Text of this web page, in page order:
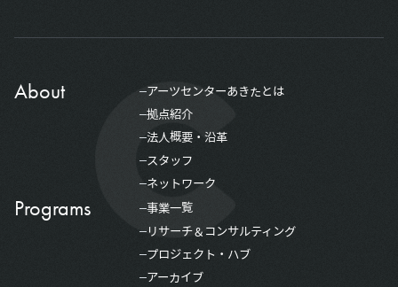
About
アーツセンターあきたとは
拠点紹介
法人概要・沿革
スタッフ
ネットワーク
Programs
事業一覧
リサーチ＆コンサルティング
プロジェクト・ハブ
アーカイブ